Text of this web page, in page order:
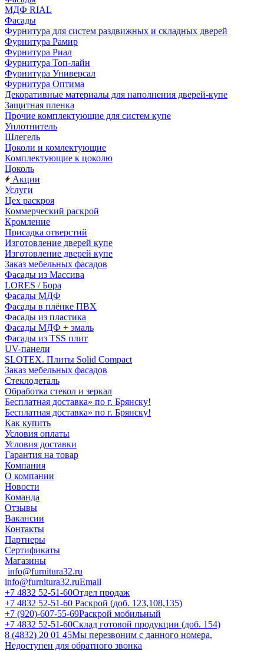
МДФ RIAL
Фасады
Фурнитура для систем раздвижных и складных дверей
Фурнитура Рамир
Фурнитура Риал
Фурнитура Топ-лайн
Фурнитура Универсал
Фурнитура Оптима
Декоративные материалы для наполнения дверей-купе
Защитная пленка
Прочие комплектующие для систем купе
Уплотнитель
Шлегель
Цоколи и комлектующие
Комплектующие к цоколю
Цоколь
Акции
Услуги
Цех раскроя
Коммерческий раскрой
Кромление
Присадка отверстий
Изготовление дверей купе
Изготовление дверей купе
Заказ мебельных фасадов
Фасады из Массива
LORES / Бора
Фасады МДФ
Фасады в плёнке ПВХ
Фасады из пластика
Фасады МДФ + эмаль
Фасады из TSS плит
UV-панели
SLOTEX. Плиты Solid Compact
Заказ мебельных фасадов
Стеклодеталь
Обработка стекол и зеркал
Бесплатная доставка» по г. Брянску!
Бесплатная доставка» по г. Брянску!
Как купить
Условия оплаты
Условия доставки
Гарантия на товар
Компания
О компании
Новости
Команда
Отзывы
Вакансии
Контакты
Партнеры
Сертификаты
Магазины
info@furnitura32.ru
info@furnitura32.ruEmail
+7 4832 52-51-60Отдел продаж
+7 4832 52-51-60 Раскрой (доб. 123,108,135)
+7 (920)-607-55-69Раскрой мобильный
+7 4832 52-51-60Склад готовой продукции (доб. 154)
8 (4832) 20 01 45Мы перезвоним с данного номера.
Недоступен для обратного звонка